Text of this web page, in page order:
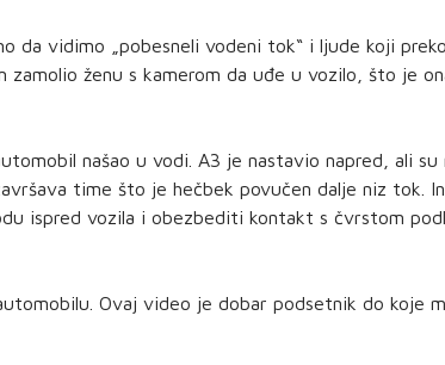
da vidimo „pobesneli vodeni tok“ i ljude koji
ženu s kamerom da uđe u vozilo, što je
našao u vodi. A3 je nastavio napred, ali su
time što je hečbek povučen dalje niz tok.
ispred vozila i obezbediti kontakt s čvrstom
Ovaj video je dobar podsetnik do koje